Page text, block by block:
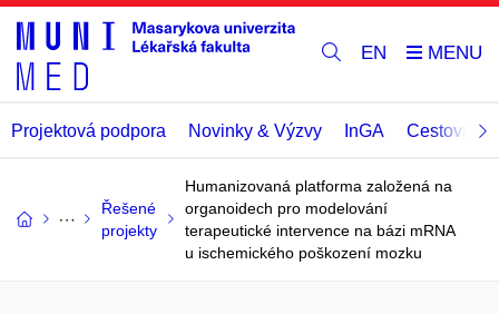
EN
Projektová podpora Novinky & Výzvy InGA Cestovní
Řešené
projekty
Humanizovaná platforma založená na
organoidech pro modelování
terapeutické intervence na bázi mRNA
u ischemického poškození mozku